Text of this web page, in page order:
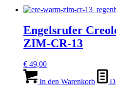
Engelsrufer
ZIM-CR-13
€ 49,00
In den Warenkorb